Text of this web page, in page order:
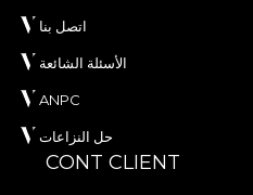
اتصل بنا
الأسئلة الشائعة
ANPC
حل النزاعات
CONT CLIENT